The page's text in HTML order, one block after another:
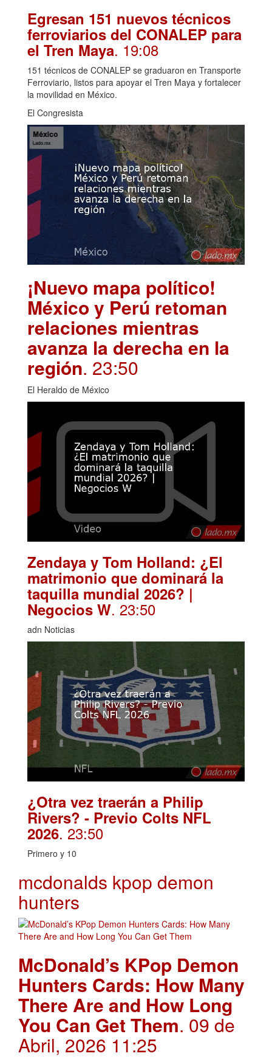
Egresan 151 nuevos técnicos
ferroviarios del CONALEP para
el Tren Maya. 19:08
151 técnicos de CONALEP se graduaron en Transporte
Ferroviario, listos para apoyar el Tren Maya y fortalecer
la movilidad en México.
El Congresista
¡Nuevo mapa político!
México y Perú retoman
relaciones mientras
avanza la derecha en la
región. 23:50
El Heraldo de México
Zendaya y Tom Holland: ¿El
matrimonio que dominará la
taquilla mundial 2026? |
Negocios W. 23:50
adn Noticias
¿Otra vez traerán a Philip
Rivers? - Previo Colts NFL
2026. 23:50
Primero y 10
mcdonalds kpop demon
hunters
McDonald’s KPop Demon
Hunters Cards: How Many
There Are and How Long
You Can Get Them. 09 de
Abril, 2026 11:25